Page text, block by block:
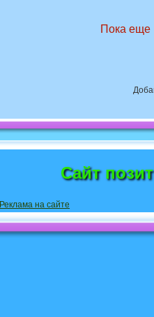
Пока еще
Сайт
Реклама на сайте